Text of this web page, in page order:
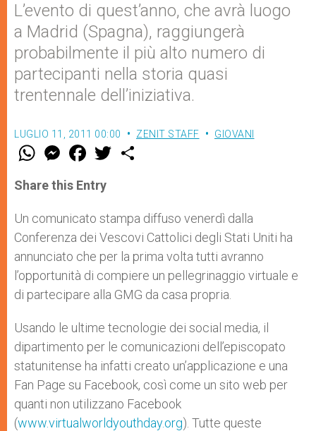
L’evento di quest’anno, che avrà luogo
a Madrid (Spagna), raggiungerà
probabilmente il più alto numero di
partecipanti nella storia quasi
trentennale dell’iniziativa.
LUGLIO 11, 2011 00:00 ZENIT STAFF GIOVANI
W
t
s
p
p
M
e
s
e
g
e
r
F
a
e
b
o
k
w
r
Share this Entry
Un comunicato stampa diffuso venerdì dalla
Conferenza dei Vescovi Cattolici degli Stati Uniti ha
annunciato che per la prima volta tutti avranno
l’opportunità di compiere un pellegrinaggio virtuale e
di partecipare alla GMG da casa propria.
Usando le ultime tecnologie dei social media, il
dipartimento per le comunicazioni dell’episcopato
statunitense ha infatti creato un’applicazione e una
Fan Page su Facebook, così come un sito web per
quanti non utilizzano Facebook
(www.virtualworldyouthday.org). Tutte queste